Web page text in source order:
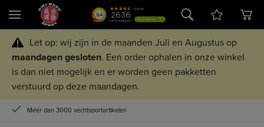
Let op: wij zijn in de maanden Juli en Augustus op
maandagengesloten. Een order ophalen in onze winkel
is dan niet mogelijk en er worden geen pakketten
verstuurd op deze maandagen.
Méér dan 3000 vechtsportartikelen